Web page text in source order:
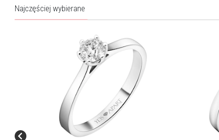
Najczęściej wybierane